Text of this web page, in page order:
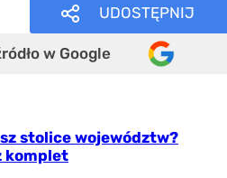
UDOSTĘPNIJ
w Google
stolice województw?
komplet